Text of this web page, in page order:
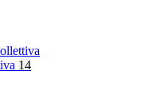
14